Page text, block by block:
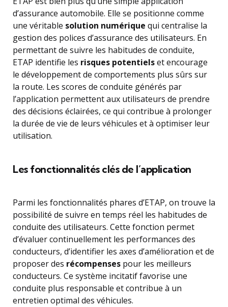
d’assurance automobile. Elle se positionne comme
une véritable solution numérique qui centralise la
gestion des polices d’assurance des utilisateurs. En
permettant de suivre les habitudes de conduite,
ETAP identifie les risques potentielset encourage
le développement de comportements plus sûrs sur
la route. Les scores de conduite générés par
l’application permettent aux utilisateurs de prendre
des décisions éclairées, ce qui contribue à prolonger
la durée de vie de leurs véhicules et à optimiser leur
utilisation.
Les fonctionnalités clés de l’application
Parmi les fonctionnalités phares d’ETAP, on trouve la
possibilité de suivre en temps réel les habitudes de
conduite des utilisateurs. Cette fonction permet
d’évaluer continuellement les performances des
conducteurs, d’identifier les axes d’amélioration et de
proposer des récompenses pour les meilleurs
conducteurs. Ce système incitatif favorise une
conduite plus responsable et contribue à un
entretien optimal des véhicules.